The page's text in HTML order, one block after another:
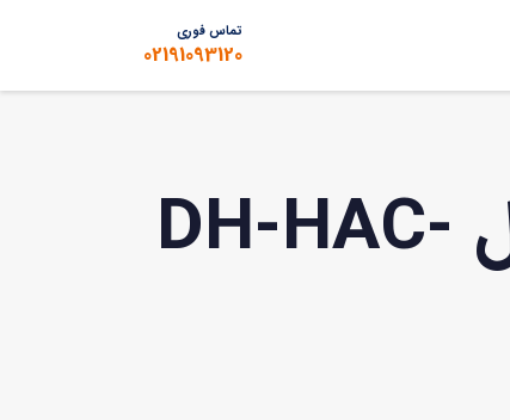
تماس فوری
02191093120
دوربین آنالوگ (HDCVI) داهوا مدل DH-HAC-